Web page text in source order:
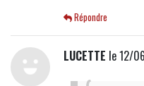
Répondre
LUCETTE le 12/